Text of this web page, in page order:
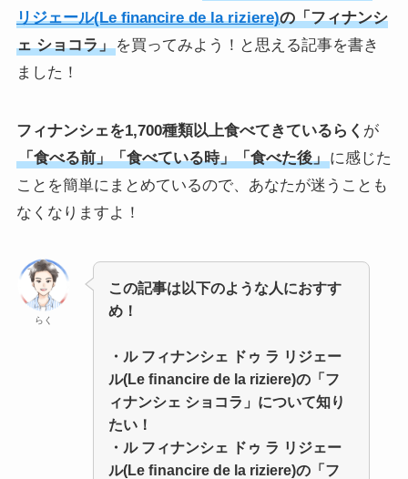
リジェール(Le ﬁnancire de la riziere)の「フィナンシ
ェ ショコラ」を買ってみよう！と思える記事を書き
ました！
フィナンシェを1,700種類以上食べてきているらく が
「食べる前」「食べている時」「食べた後」に感じた
ことを簡単にまとめているので、あなたが迷うことも
なくなりますよ！
らく
この記事は以下のような人におすす
め！
・ル フィナンシェ ドゥ ラ リジェー
ル(Le ﬁnancire de la riziere)の「フ
ィナンシェ ショコラ」について知り
たい！
・ ル フィナンシェ ドゥ ラ リジェー
ル(Le ﬁnancire de la riziere)の「フ